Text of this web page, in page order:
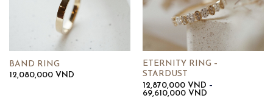
BAND RING
12,080,000 VND
ETERNITY RING –
STARDUST
12,870,000 VND –
69,610,000 VNDKhoảng